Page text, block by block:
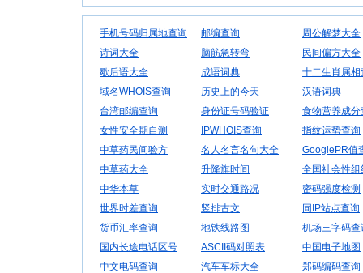
手机号码归属地查询 邮编查询
周公解梦大全
诗词大全
脑筋急转弯
民间偏方大全
歇后语大全
成语词典
十二生肖属相
域名WHOIS查询
历史上的今天
汉语词典
台湾邮编查询
身份证号码验证
食物营养成分
女性安全期自测
IPWHOIS查询
指纹运势查询
中草药民间验方
名人名言名句大全
GooglePR值
中草药大全
升降旗时间
全国社会性组
中华本草
实时交通路况
密码强度检测
世界时差查询
竖排古文
同IP站点查询
货币汇率查询
地铁线路图
机场三字码查
国内长途电话区号
ASCII码对照表
中国电子地图
中文电码查询
汽车车标大全 郑码编码查询